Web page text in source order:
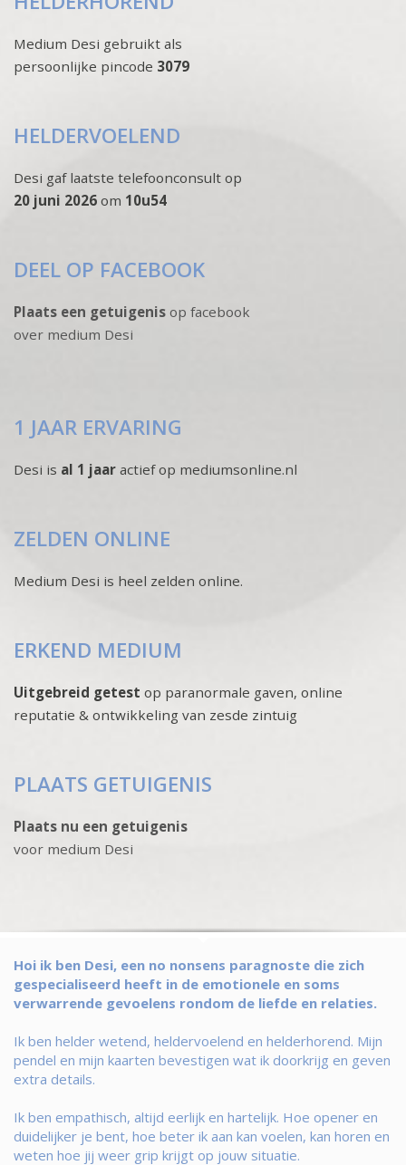
Medium Desi gebruikt als
persoonlijke pincode 3079
HELDERVOELEND
Desi gaf laatste telefoonconsult op
20 juni 2026 om 10u54
DEEL OP FACEBOOK
Plaats een getuigenis op facebook
over medium Desi
1 JAAR ERVARING
Desi is al 1 jaar actief op mediumsonline.nl
ZELDEN ONLINE
Medium Desi is heel zelden online.
ERKEND MEDIUM
Uitgebreid getest op paranormale gaven, online
reputatie & ontwikkeling van zesde zintuig
PLAATS GETUIGENIS
Plaats nu een getuigenis
voor medium Desi
Hoi ik ben Desi, een no nonsens paragnoste die zich
gespecialiseerd heeft in de emotionele en soms
verwarrende gevoelens rondom de liefde en relaties.
Ik ben helder wetend, heldervoelend en helderhorend. Mijn
pendel en mijn kaarten bevestigen wat ik doorkrijg en geven
extra details.
Ik ben empathisch, altijd eerlijk en hartelijk. Hoe opener en
duidelijker je bent, hoe beter ik aan kan voelen, kan horen en
weten hoe jij weer grip krijgt op jouw situatie.